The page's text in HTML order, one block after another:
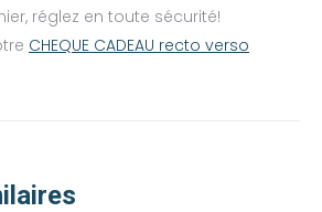
réglez en toute sécurité!
CHEQUE CADEAU recto verso